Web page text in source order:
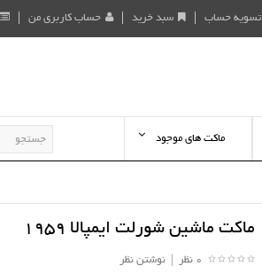
حساب کاربری من سبد خرید تسویه حساب
ماکت های موجود
ماکت ماشین شورلت ایمپالا 1959
0 نظر |نوشتن نظر